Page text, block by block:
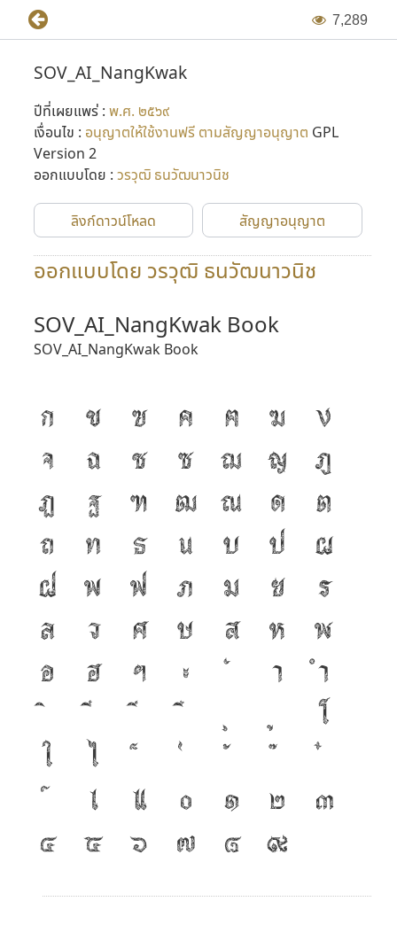
7,289
SOV_AI_NangKwak
ปีที่เผยแพร่ : พ.ศ. ๒๕๖๙
เงื่อนไข : อนุญาตให้ใช้งานฟรี ตามสัญญาอนุญาต GPL
Version 2
ออกแบบโดย : วรวุฒิ ธนวัฒนาวนิช
ลิงก์ดาวน์โหลด สัญญาอนุญาต
ออกแบบโดย วรวุฒิ ธนวัฒนาวนิช
SOV_AI_NangKwak Book
SOV_AI_NangKwak Book
ก ข ฃ ค ฅ ฆ
ง
จ
ฉ ช ซ ฌ ญ ฎ
ฏ
ฐ ฑ ฒ ณ ด
ต
ถ
ท ธ น บ ป
ผ
ฝ พ ฟ ภ ม ย
ร
ล
ว ศ ษ ส ห
ฬ
อ
ฮ ฯ ะ า
ำ
โ
ใ
ไ
เ
แ ๐ ๑ ๒
๓
๔ ๕ ๖ ๗ ๘ ๙